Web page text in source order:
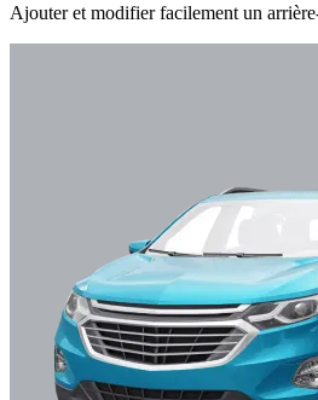
Ajouter et modifier facilement un